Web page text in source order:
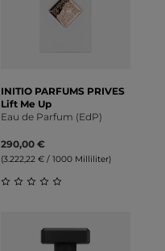
INITIO PARFUMS PRIVES
Lift Me Up
Eau de Parfum (EdP)
290,00 €
(3.222,22 € / 1000 Milliliter)